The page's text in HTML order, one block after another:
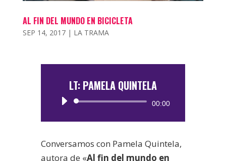
AL FIN DEL MUNDO EN BICICLETA
SEP 14, 2017| LA TRAMA
LT: PAMELA QUINTELA
Reproductor
00:00
Conversamos con Pamela Quintela,
autora de «Al fin del mundo en